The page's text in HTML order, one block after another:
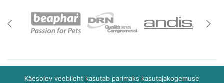
Käesolev veebileht kasutab parimaks kasutajakogemuse